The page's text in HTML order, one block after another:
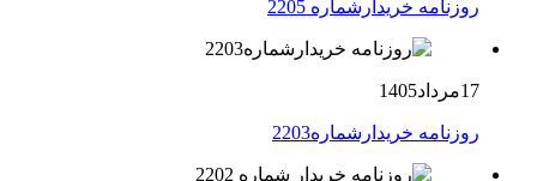
روزنامه خریدارشماره 2205
17مرداد1405
روزنامه خریدارشماره2203